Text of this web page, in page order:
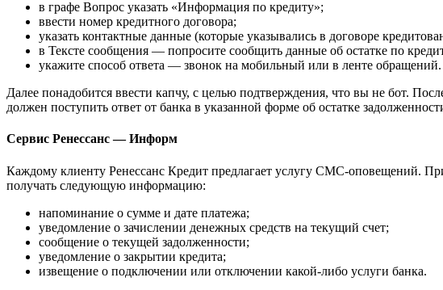
в графе Вопрос указать «Информация по кредиту»;
ввести номер кредитного договора;
указать контактные данные (которые указывались в договоре
в Тексте сообщения — попросите сообщить данные об остатке по
укажите способ ответа — звонок на мобильный или в ленте обращений.
Далее понадобится ввести капчу, с целью подтверждения, что вы не бот.
должен поступить ответ от банка в указанной форме об остатке
Сервис Ренессанс — Информ
Каждому клиенту Ренессанс Кредит предлагает услугу СМС-оповещений.
получать следующую информацию:
напоминание о сумме и дате платежа;
уведомление о зачислении денежных средств на текущий счет;
сообщение о текущей задолженности;
уведомление о закрытии кредита;
извещение о подключении или отключении какой-либо услуги банка.